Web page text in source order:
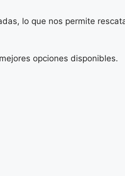
lo que nos permite
opciones disponibles.